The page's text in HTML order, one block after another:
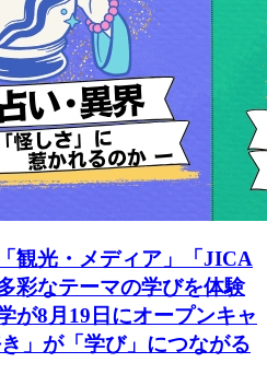
観光・メディア」「JICA
彩なテーマの学びを体験
が8月19日にオープンキャ
」が「学び」につながる